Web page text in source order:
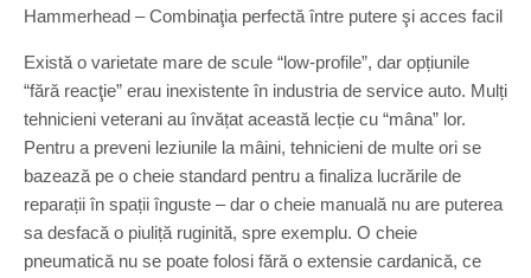
Hammerhead – Combinaţia perfectă între putere şi acces facil
Există o varietate mare de scule “low-profile”, dar opțiunile
“fără reacţie” erau inexistente în industria de service auto. Mulți
tehnicieni veterani au învățat această lecție cu “mâna” lor.
Pentru a preveni leziunile la mâini, tehnicieni de multe ori se
bazează pe o cheie standard pentru a finaliza lucrările de
reparații în spații înguste – dar o cheie manuală nu are puterea
sa desfacă o piuliță ruginită, spre exemplu. O cheie
pneumatică nu se poate folosi fără o extensie cardanică, ce